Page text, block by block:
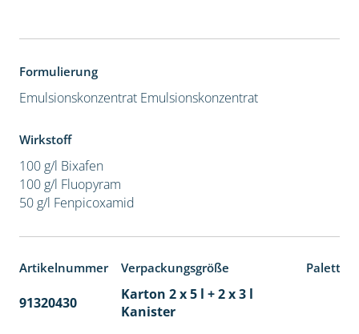
Formulierung
Emulsionskonzentrat Emulsionskonzentrat
Wirkstoff
100 g/l Bixafen
100 g/l Fluopyram
50 g/l Fenpicoxamid
Artikelnummer Verpackungsgröße
91320430
Karton 2 x 5 l + 2 x 3 l
Kanister